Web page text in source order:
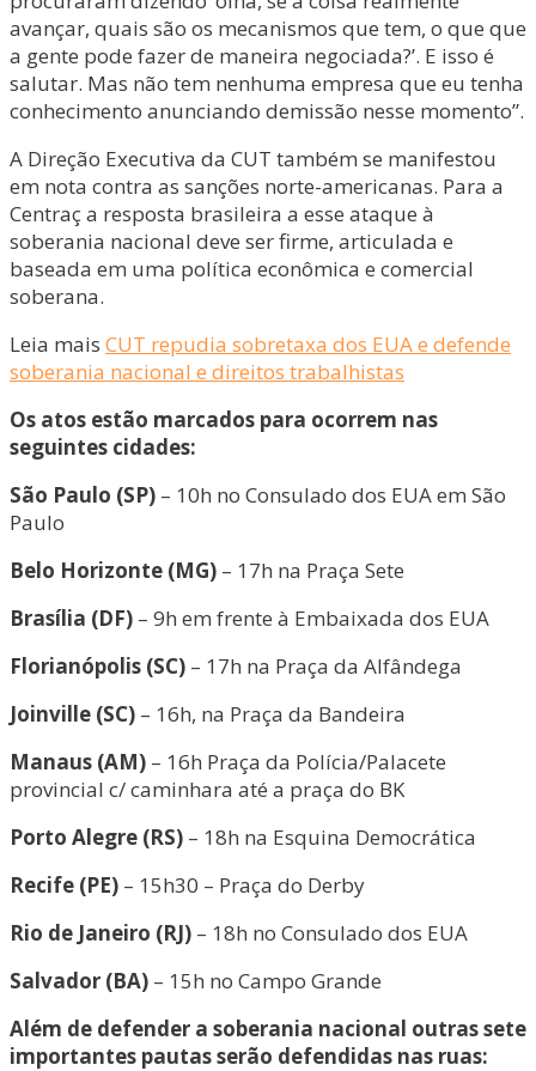
avançar, quais são os mecanismos que tem, o que que
a gente pode fazer de maneira negociada?’. E isso é
salutar. Mas não tem nenhuma empresa que eu tenha
conhecimento anunciando demissão nesse momento”.
A Direção Executiva da CUT também se manifestou
em nota contra as sanções norte-americanas. Para a
Centraç a resposta brasileira a esse ataque à
soberania nacional deve ser firme, articulada e
baseada em uma política econômica e comercial
soberana.
Leia mais CUT repudia sobretaxa dos EUA e defende
soberania nacional e direitos trabalhistas
Os atos estão marcados para ocorrem nas
seguintes cidades:
São Paulo (SP) – 10h no Consulado dos EUA em São
Paulo
Belo Horizonte (MG) – 17h na Praça Sete
Brasília (DF) – 9h em frente à Embaixada dos EUA
Florianópolis (SC) – 17h na Praça da Alfândega
Joinville (SC) – 16h, na Praça da Bandeira
Manaus (AM) – 16h Praça da Polícia/Palacete
provincial c/ caminhara até a praça do BK
Porto Alegre (RS) – 18h na Esquina Democrática
Recife (PE) – 15h30 – Praça do Derby
Rio de Janeiro (RJ) – 18h no Consulado dos EUA
Salvador (BA) – 15h no Campo Grande
Além de defender a soberania nacional outras sete
importantes pautas serão defendidas nas ruas: